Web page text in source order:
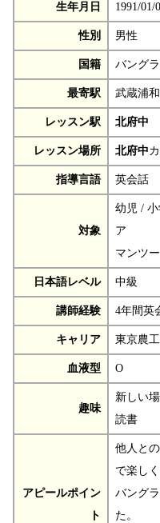
生年月日 1991/01/
性別 男性
国籍 バング
最寄駅 武蔵浦和
レッスン駅 北府中
レッスン場所 北府中
指導言語 英会話
対象
幼児 /
ア
マンツ
日本語レベル 中級
講師経験 4年間英
キャリア 東京農
血液型 O
趣味
新しい
読書
アピールポイン
ト
他人と
で楽し
バング
た。